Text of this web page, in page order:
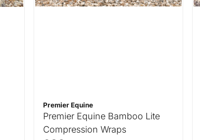
Premier Equine
Premier Equine Bamboo Lite
Compression Wraps